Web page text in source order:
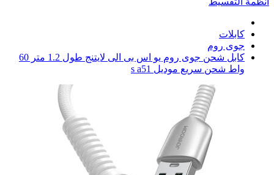
كابلات
جوى روم
كابل شحن جوى روم يو اس بى الى لايتنج طول 1.2 متر 60
واط شحن سريع موديل s a51